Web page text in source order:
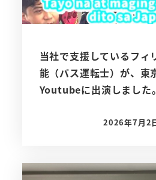
当社で支援しているフィ
能（バス運転士）が、東
Youtubeに出演しました。
投稿日
2026年7月2